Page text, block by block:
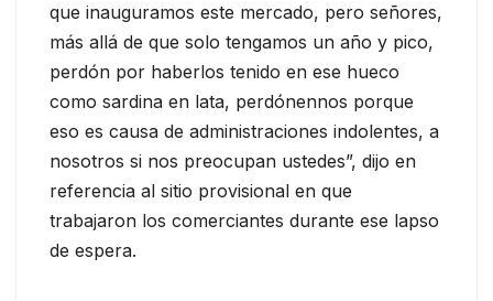
que inauguramos este mercado, pero señores,
más allá de que solo tengamos un año y pico,
perdón por haberlos tenido en ese hueco
como sardina en lata, perdónennos porque
eso es causa de administraciones indolentes, a
nosotros si nos preocupan ustedes”, dijo en
referencia al sitio provisional en que
trabajaron los comerciantes durante ese lapso
de espera.